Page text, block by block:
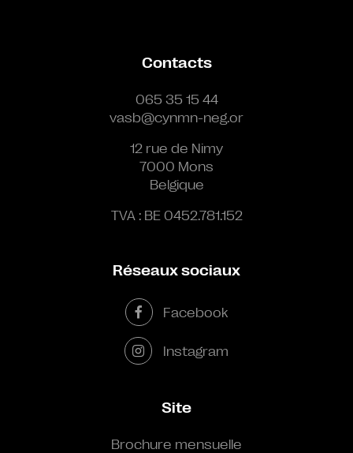
Contacts
065 35 15 44
vasb@cynmn-neg.or
12 rue de Nimy
7000 Mons
Belgique
TVA : BE 0452.781.152
Réseaux sociaux
Facebook
Instagram
Site
Brochure mensuelle